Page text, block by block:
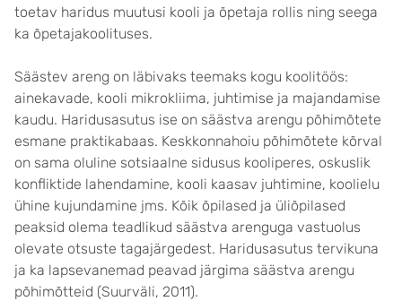
toetav haridus muutusi kooli ja õpetaja rollis ning seega
ka õpetajakoolituses.
Säästev areng on läbivaks teemaks kogu koolitöös:
ainekavade, kooli mikrokliima, juhtimise ja majandamise
kaudu. Haridusasutus ise on säästva arengu põhimõtete
esmane praktikabaas. Keskkonnahoiu põhimõtete kõrval
on sama oluline sotsiaalne sidusus kooliperes, oskuslik
konfliktide lahendamine, kooli kaasav juhtimine, koolielu
ühine kujundamine jms. Kõik õpilased ja üliõpilased
peaksid olema teadlikud säästva arenguga vastuolus
olevate otsuste tagajärgedest. Haridusasutus tervikuna
ja ka lapsevanemad peavad järgima säästva arengu
põhimõtteid (Suurväli, 2011).